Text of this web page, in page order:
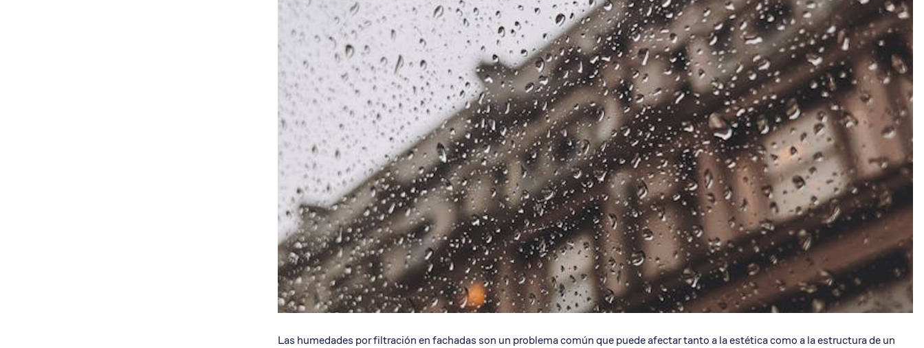
Aislamiento terrazas y cornisas
Restauración parte baja balcón
Revisión fachadas ITE
Las humedades por filtración en fachadas son un problema común que puede afectar tanto a la estética como a la estructura de un